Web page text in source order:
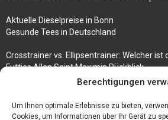
Berechtigungen
Um Ihnen optimale Erlebnisse zu bieten,
Cookies, um Informationen über Ihr Gerät zu
Aktuelle Dieselpreise in Bonn
Gesunde Tees in Deutschland
Crosstrainer vs. Ellipsentrainer: Welcher ist
Futties Allan Saint Maximin Rückblick
Tische aus Gerüstbrettern